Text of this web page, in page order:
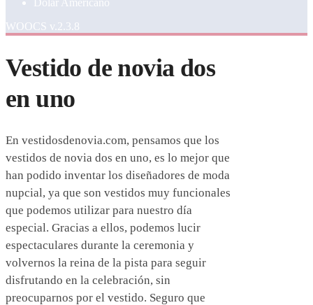
Dólar Americano
WOOCS v.2.3.8
Vestido de novia dos
en uno
En vestidosdenovia.com, pensamos que los
vestidos de novia dos en uno, es lo mejor que
han podido inventar los diseñadores de moda
nupcial, ya que son vestidos muy funcionales
que podemos utilizar para nuestro día
especial. Gracias a ellos, podemos lucir
espectaculares durante la ceremonia y
volvernos la reina de la pista para seguir
disfrutando en la celebración, sin
preocuparnos por el vestido. Seguro que